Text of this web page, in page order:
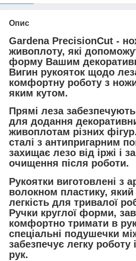
Опис
Gardena PrecisionCut -
живоплоту, які
форму Вашим
Вигин рукояток щодо
комфортну роботу з
яким кутом.
Прямі леза забезпечують
для додання
живоплотам різних
сталі з антипригарним
захищає лезо від іржі і
очищення після роботи.
Рукоятки виготовлені з
волокном пластику, який
легкість для тривалої
Ручки круглої форми,
комфортно тримати в
спеціальні подушечки
забезпечує легку роботу
рук.